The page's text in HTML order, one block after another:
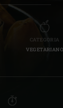
CATEGORIA
VEGETARIANO